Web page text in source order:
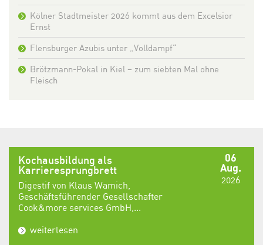
Kölner Stadtmeister 2026 kommt aus dem Excelsior
Ernst
Flensburger Azubis unter „Volldampf“
Brötzmann-Pokal in Kiel – zum siebten Mal ohne
Fleisch
06
Aug.
2026
Kochausbildung als
Karrieresprungbrett
Digestif von Klaus Wamich,
Geschäftsführender Gesellschafter
Cook&more services GmbH,...
weiterlesen